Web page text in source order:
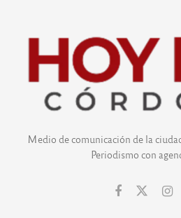
Medio de comunicación de la
Periodismo con